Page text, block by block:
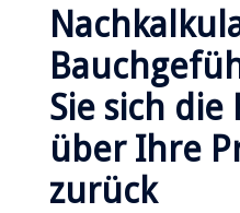
Sie sich
über Ihre
zurück